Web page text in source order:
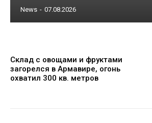
News - 07.08.2026
Склад с овощами и фруктами
загорелся в Армавире, огонь
охватил 300 кв. метров